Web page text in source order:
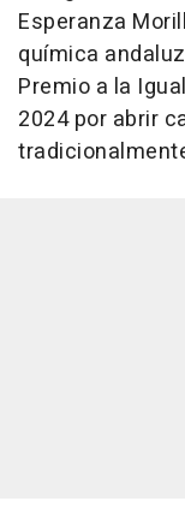
Esperanza
química
Premio a la
2024 por abrir